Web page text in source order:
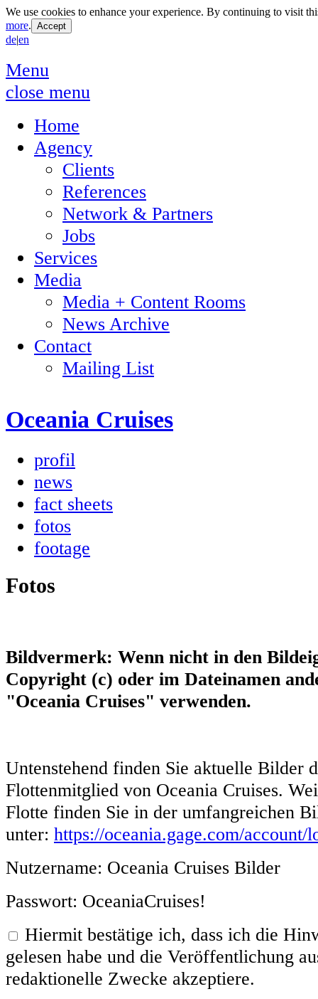
We use cookies to enhance your experience. By continuing to visit
more.
de|en
Menu
close menu
Home
Agency
Clients
References
Network & Partners
Jobs
Services
Media
Media + Content Rooms
News Archive
Contact
Mailing List
Oceania Cruises
profil
news
fact sheets
fotos
footage
Fotos
Bildvermerk: Wenn nicht in den
Copyright (c) oder im Dateinamen
"Oceania Cruises" verwenden.
Untenstehend finden Sie aktuelle Bilder
Flottenmitglied von Oceania Cruises.
Flotte finden Sie in der umfangreichen
unter: https://oceania.gage.com/account/
Nutzername: Oceania Cruises Bilder
Passwort: OceaniaCruises!
Hiermit bestätige ich, dass ich die
gelesen habe und die Veröffentlichung
redaktionelle Zwecke akzeptiere.